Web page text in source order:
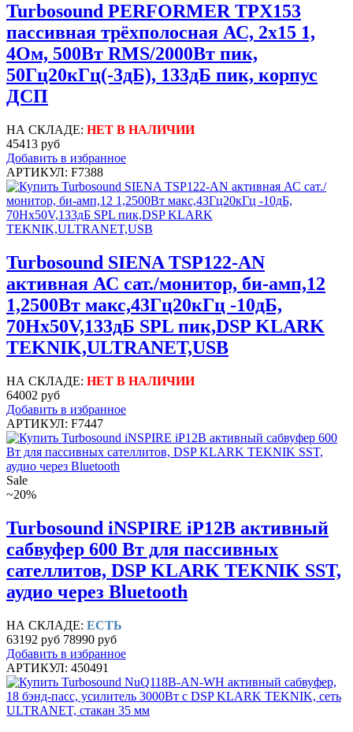
Turbosound PERFORMER TPX153
пассивная трёхполосная АС, 2х15 1,
4Ом, 500Вт RMS/2000Вт пик,
50Гц20кГц(-3дБ), 133дБ пик, корпус
ДСП
НА СКЛАДЕ: НЕТ В НАЛИЧИИ
45413 руб
Добавить в избранное
АРТИКУЛ: F7388
Turbosound SIENA TSP122-AN
активная АС сат./монитор, би-амп,12
1,2500Вт макс,43Гц20кГц -10дБ,
70Hx50V,133дБ SPL пик,DSP KLARK
TEKNIK,ULTRANET,USB
НА СКЛАДЕ: НЕТ В НАЛИЧИИ
64002 руб
Добавить в избранное
АРТИКУЛ: F7447
Sale
~20%
Turbosound iNSPIRE iP12B активный
сабвуфер 600 Вт для пассивных
сателлитов, DSP KLARK TEKNIK SST,
аудио через Bluetooth
НА СКЛАДЕ: ЕСТЬ
63192 руб 78990 руб
Добавить в избранное
АРТИКУЛ: 450491